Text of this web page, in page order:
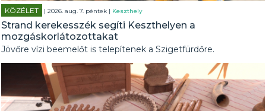
KÖZÉLET | 2026. aug. 7. péntek | Keszthely
Strand kerekesszék segíti Keszthelyen a
mozgáskorlátozottakat
Jövőre vízi beemelőt is telepítenek a Szigetfürdőre.